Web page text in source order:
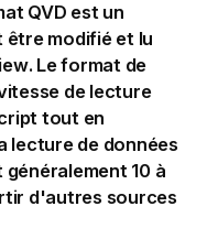
QVD est un
modifié et lu
. Le format de
de lecture
tout en
lecture de données
généralement 10 à
d'autres sources